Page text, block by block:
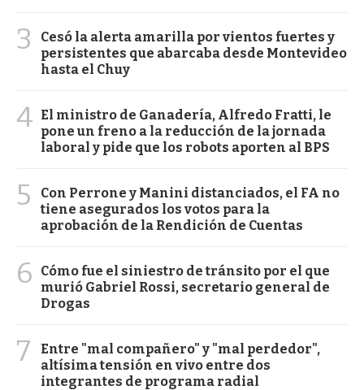
3
Cesó la alerta amarilla por vientos fuertes y
persistentes que abarcaba desde Montevideo
hasta el Chuy
4 El ministro de Ganadería, Alfredo Fratti, le
pone un freno a la reducción de la jornada
laboral y pide que los robots aporten al BPS
5
Con Perrone y Manini distanciados, el FA no
tiene asegurados los votos para la
aprobación de la Rendición de Cuentas
6
Cómo fue el siniestro de tránsito por el que
murió Gabriel Rossi, secretario general de
Drogas
7
Entre "mal compañero" y "mal perdedor",
altísima tensión en vivo entre dos
integrantes de programa radial